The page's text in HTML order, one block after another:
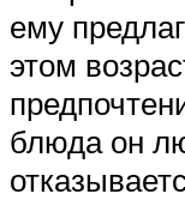
ему
этом
блюда он